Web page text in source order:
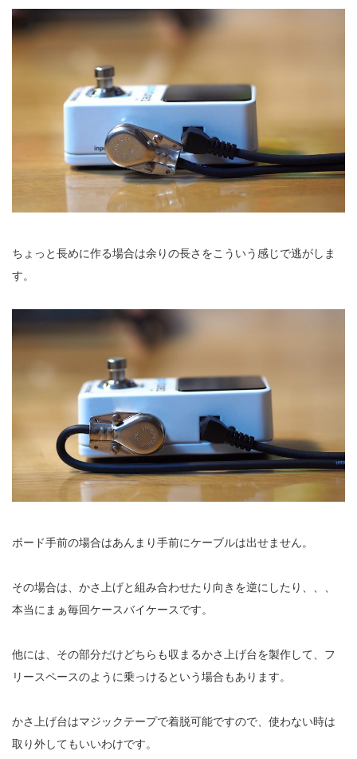
ちょっと長めに作る場合は余りの長さをこういう感じで逃がしま
す。
ボード手前の場合はあんまり手前にケーブルは出せません。
その場合は、かさ上げと組み合わせたり向きを逆にしたり、、、
本当にまぁ毎回ケースバイケースです。
他には、その部分だけどちらも収まるかさ上げ台を製作して、フ
リースペースのように乗っけるという場合もあります。
かさ上げ台はマジックテープで着脱可能ですので、使わない時は
取り外してもいいわけです。